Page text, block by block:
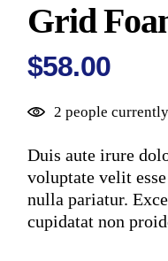
Grid
$58.00
2 people
Duis aute irure
voluptate velit
nulla pariatur.
cupidatat non